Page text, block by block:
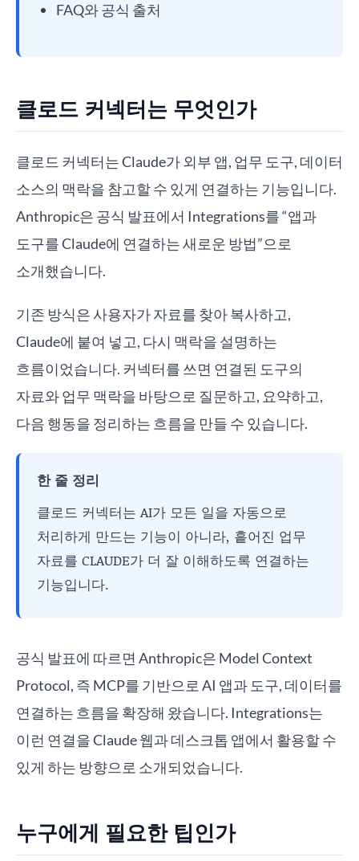
FAQ와 공식 출처
클로드 커넥터는 무엇인가
클로드 커넥터는 Claude가 외부 앱, 업무 도구, 데이터
소스의 맥락을 참고할 수 있게 연결하는 기능입니다.
Anthropic은 공식 발표에서 Integrations를 “앱과
도구를 Claude에 연결하는 새로운 방법”으로
소개했습니다.
기존 방식은 사용자가 자료를 찾아 복사하고,
Claude에 붙여 넣고, 다시 맥락을 설명하는
흐름이었습니다. 커넥터를 쓰면 연결된 도구의
자료와 업무 맥락을 바탕으로 질문하고, 요약하고,
다음 행동을 정리하는 흐름을 만들 수 있습니다.
한 줄 정리
클로드 커넥터는 AI가 모든 일을 자동으로
처리하게 만드는 기능이 아니라, 흩어진 업무
자료를 CLAUDE가 더 잘 이해하도록 연결하는
기능입니다.
공식 발표에 따르면 Anthropic은 Model Context
Protocol, 즉 MCP를 기반으로 AI 앱과 도구, 데이터를
연결하는 흐름을 확장해 왔습니다. Integrations는
이런 연결을 Claude 웹과 데스크톱 앱에서 활용할 수
있게 하는 방향으로 소개되었습니다.
누구에게 필요한 팁인가